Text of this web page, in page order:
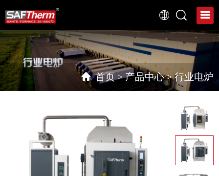
首页>产品中心>行业电炉